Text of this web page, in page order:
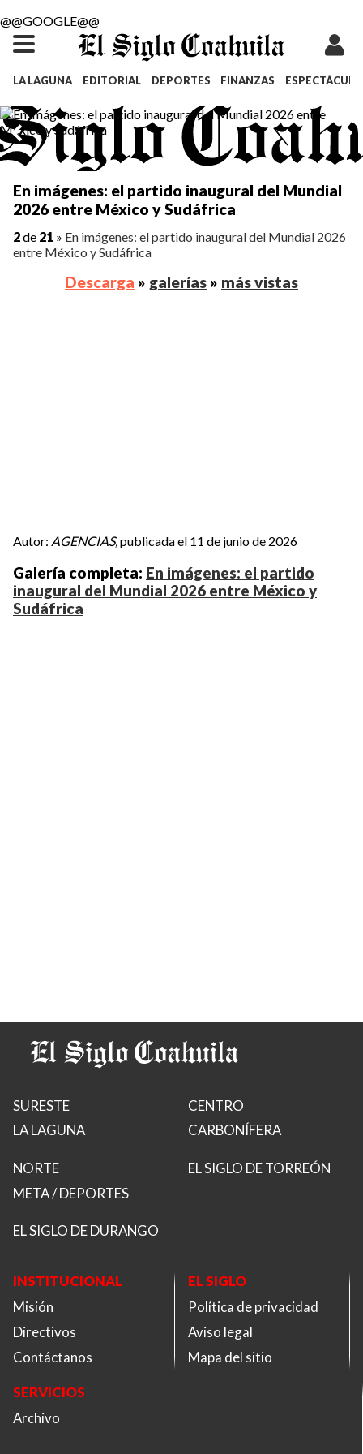
@@GOOGLE@@
LA LAGUNA EDITORIAL DEPORTES FINANZAS
En imágenes: el partido inaugural del Mundial
2026 entre México y Sudáfrica
2de 21 » En imágenes: el partido inaugural del Mundial 2026
entre México y Sudáfrica
Descarga » galerías » más vistas
Autor: AGENCIAS,publicada el 11 de junio de 2026
Galería completa: En imágenes: el partido
inaugural del Mundial 2026 entre México y
Sudáfrica
SURESTE
LA LAGUNA
CENTRO
CARBONÍFERA
NORTE
META / DEPORTES
EL SIGLO DE TORREÓN
EL SIGLO DE DURANGO
INSTITUCIONAL
Misión
Directivos
Contáctanos
EL SIGLO
Política de privacidad
Aviso legal
Mapa del sitio
SERVICIOS
Archivo